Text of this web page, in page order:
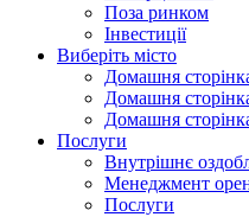
Поза ринком
Інвестиції
Виберіть місто
Домашня
Домашня
Домашня
Послуги
Внутрішнє
Менеджмент
Послуги